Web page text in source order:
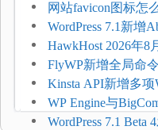
网站favicon图标怎
加方法
WordPress 7.1新增
持REST API、
HawkHost 2026年
$2.61/月，高性能
FlyWP新增全局命
方便
Kinsta API新增多项
WP Engine与
Connect：
WordPress 7.1